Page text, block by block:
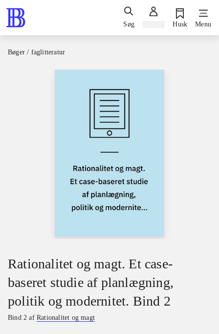
Søg Husk Menu
Bøger / faglitteratur
Rationalitet og magt. Et case-
baseret studie af planlægning,
politik og modernitet. Bind 2
Bind 2 afRationalitet og magt